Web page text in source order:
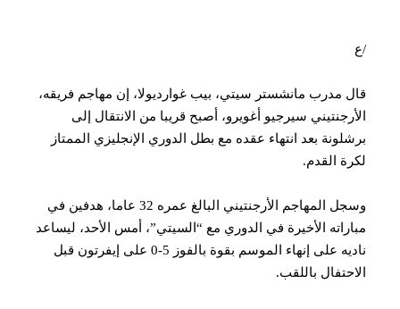
مدرب مانشستر سيتي، بيب غوارديولا، إن مهاجم فريقه،
سيرجيو أغويرو، أصبح قريبا من الانتقال إلى
بعد انتهاء عقده مع بطل الدوري الإنجليزي الممتاز
القدم.
وسجل المهاجم الأرجنتيني البالغ عمره 32 عاما، هدفين في
الأخيرة في الدوري مع “السيتي”، أمس الأحد، ليساعد
ناديه على إنهاء الموسم بقوة بالفوز 5-0 على إيفرتون قبل
باللقب.